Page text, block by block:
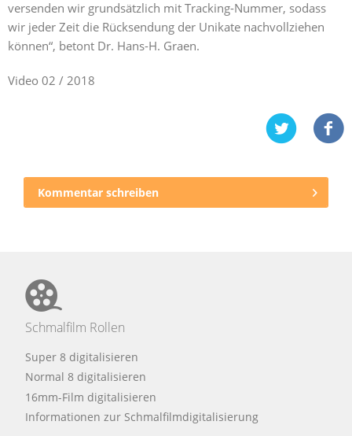
versenden wir grundsätzlich mit Tracking-Nummer, sodass
wir jeder Zeit die Rücksendung der Unikate nachvollziehen
können“, betont Dr. Hans-H. Graen.
Video 02 / 2018
Kommentar schreiben
Schmalfilm Rollen
Super 8 digitalisieren
Normal 8 digitalisieren
16mm-Film digitalisieren
Informationen zur Schmalfilmdigitalisierung